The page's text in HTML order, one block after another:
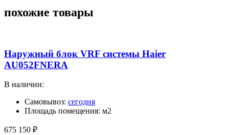
похожие товары
Наружный блок VRF системы Haier
AU052FNERA
В наличии:
Самовывоз: сегодня
Площадь помещения: м2
675 150 ₽